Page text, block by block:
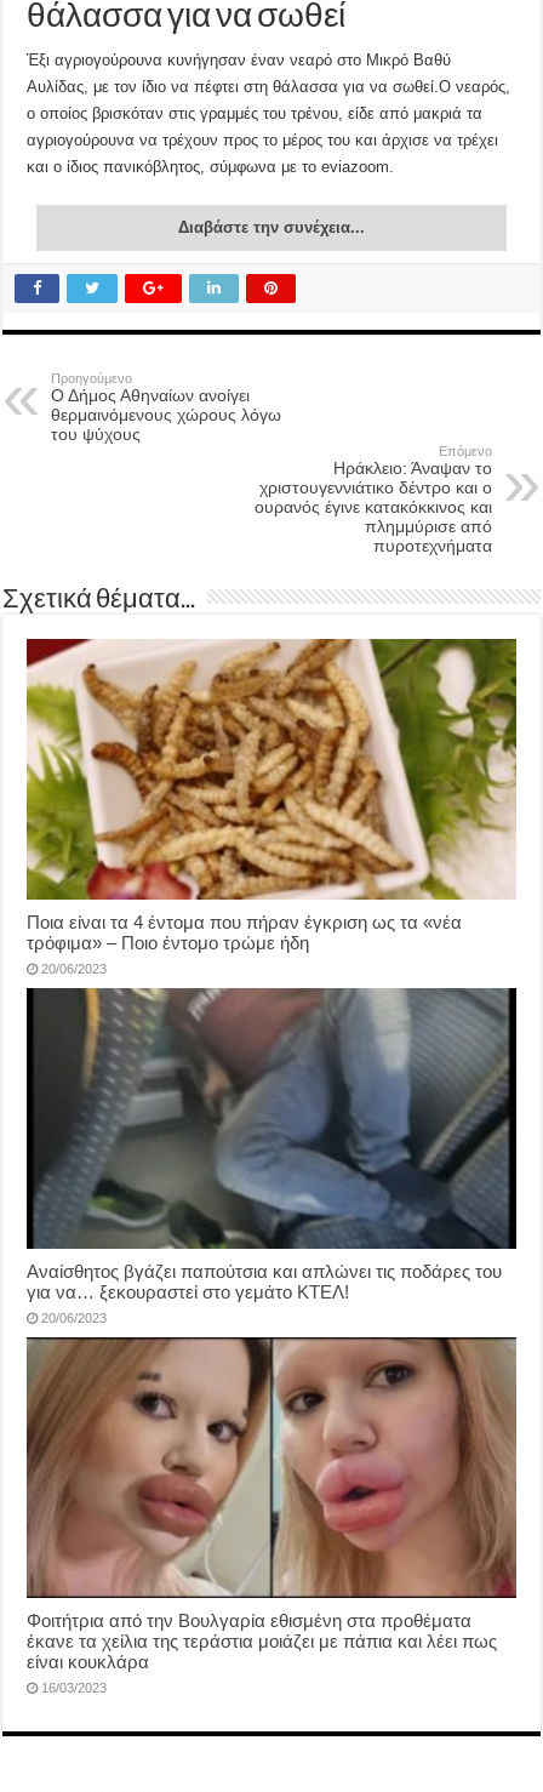
θάλασσα για να σωθεί
Έξι αγριογούρουνα κυνήγησαν έναν νεαρό στο Μικρό Βαθύ
Αυλίδας, με τον ίδιο να πέφτει στη θάλασσα για να σωθεί.Ο νεαρός,
ο οποίος βρισκόταν στις γραμμές του τρένου, είδε από μακριά τα
αγριογούρουνα να τρέχουν προς το μέρος του και άρχισε να τρέχει
και ο ίδιος πανικόβλητος, σύμφωνα με το eviazoom.
Διαβάστε την συνέχεια...
Προηγούμενο
Ο Δήμος Αθηναίων ανοίγει
θερμαινόμενους χώρους λόγω
του ψύχους
Επόμενο
Ηράκλειο: Άναψαν το
χριστουγεννιάτικο δέντρο και ο
ουρανός έγινε κατακόκκινος και
πλημμύρισε από
πυροτεχνήματα
Σχετικά θέματα...
Ποια είναι τα 4 έντομα που πήραν έγκριση ως τα «νέα
τρόφιμα» – Ποιο έντομο τρώμε ήδη
20/06/2023
Αναίσθητος βγάζει παπούτσια και απλώνει τις ποδάρες του
για να… ξεκουραστεί στο γεμάτο ΚΤΕΛ!
20/06/2023
Φοιτήτρια από την Βουλγαρία εθισμένη στα προθέματα
έκανε τα χείλια της τεράστια μοιάζει με πάπια και λέει πως
είναι κουκλάρα
16/03/2023